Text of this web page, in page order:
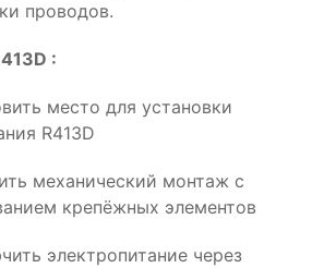
проводов.
:
место для установки
R413D
механический монтаж с
крепёжных элементов
электропитание через